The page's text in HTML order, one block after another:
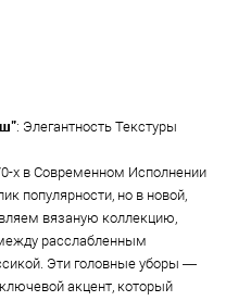
: Элегантность Текстуры
х в Современном Исполнении
популярности, но в новой,
вязаную коллекцию,
расслабленным
Эти головные уборы —
акцент, который